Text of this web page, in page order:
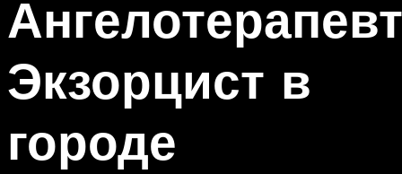
Экзорцист в
городе